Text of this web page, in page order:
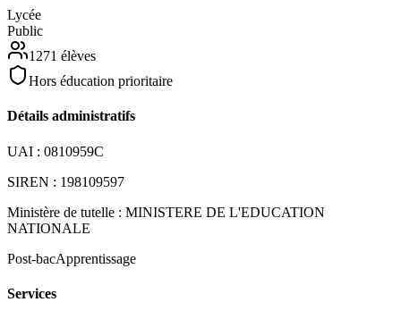
Lycée
Public
1271 élèves
Hors éducation prioritaire
Détails administratifs
UAI : 0810959C
SIREN : 198109597
Ministère de tutelle : MINISTERE DE L'EDUCATION
NATIONALE
Post-bacApprentissage
Services